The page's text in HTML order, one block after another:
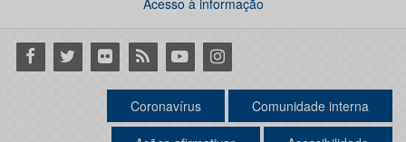
Acesso à informação
Facebook
Twitter Flickr RSS YoutubeInstagram
Coronavírus Comunidade interna